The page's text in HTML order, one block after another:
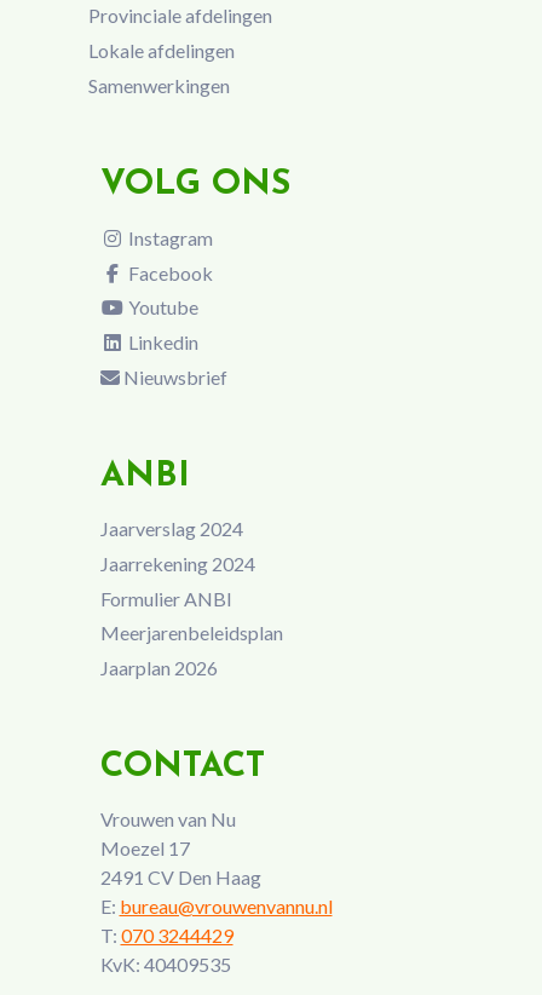
Provinciale afdelingen
Lokale afdelingen
Samenwerkingen
VOLG ONS
Instagram
Facebook
Youtube
Linkedin
Nieuwsbrief
ANBI
Jaarverslag 2024
Jaarrekening 2024
Formulier ANBI
Meerjarenbeleidsplan
Jaarplan 2026
CONTACT
Vrouwen van Nu
Moezel 17
2491 CV Den Haag
E: bureau@vrouwenvannu.nl
T: 070 3244429
KvK: 40409535